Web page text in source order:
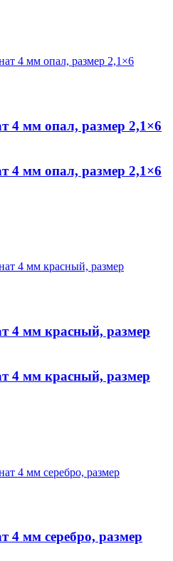
4 мм опал, размер 2,1×6
4 мм опал, размер 2,1×6
4 мм красный, размер
4 мм красный, размер
4 мм серебро, размер